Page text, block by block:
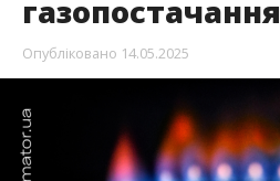
газопостачання
Опубліковано 14.05.2025